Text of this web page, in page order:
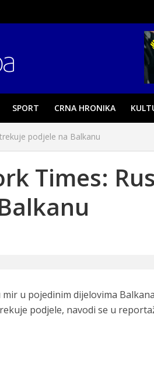
SPORT CRNA HRONIKA
podjele na Balkanu
Times:
u pojedinim dijelovima
podjele, navodi se u